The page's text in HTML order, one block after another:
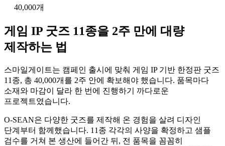
40,000개
게임 IP 굿즈 11종을 2주 만에 대량
제작하는 법
스마일게이트는 캠페인 출시에 맞춰 게임 IP 기반 한정판 굿즈
11종, 총 40,000개를 2주 안에 확보해야 했습니다. 품목마다
소재와 마감이 달라 한 번에 진행하기 까다로운
프로젝트였습니다.
O-SEAN은 다양한 굿즈를 제작해 온 경험을 살려 디자인
단계부터 함께했습니다. 11종 각각의 사양을 확정하고 샘플
검수를 거쳐 본 생산에 들어간 뒤, 전 품목을 꼼꼼히